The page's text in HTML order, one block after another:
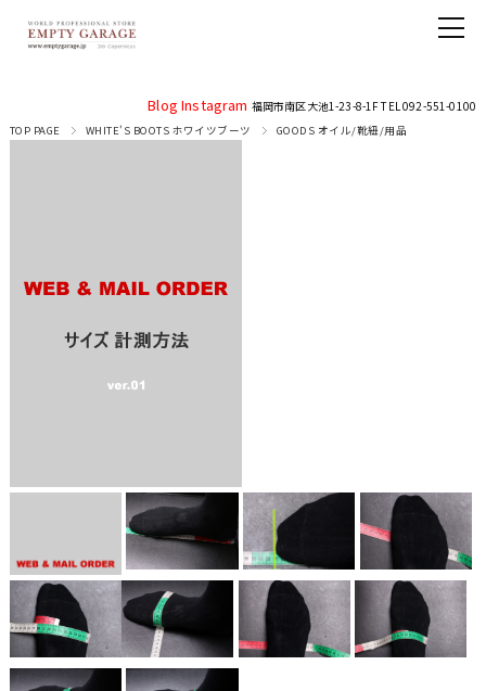
Blog Instagram 福岡市南区大池1-23-8-1F TEL 092-551-0100
TOP PAGE WHITE'S BOOTS ホワイツブーツ GOODS オイル/靴紐/用品